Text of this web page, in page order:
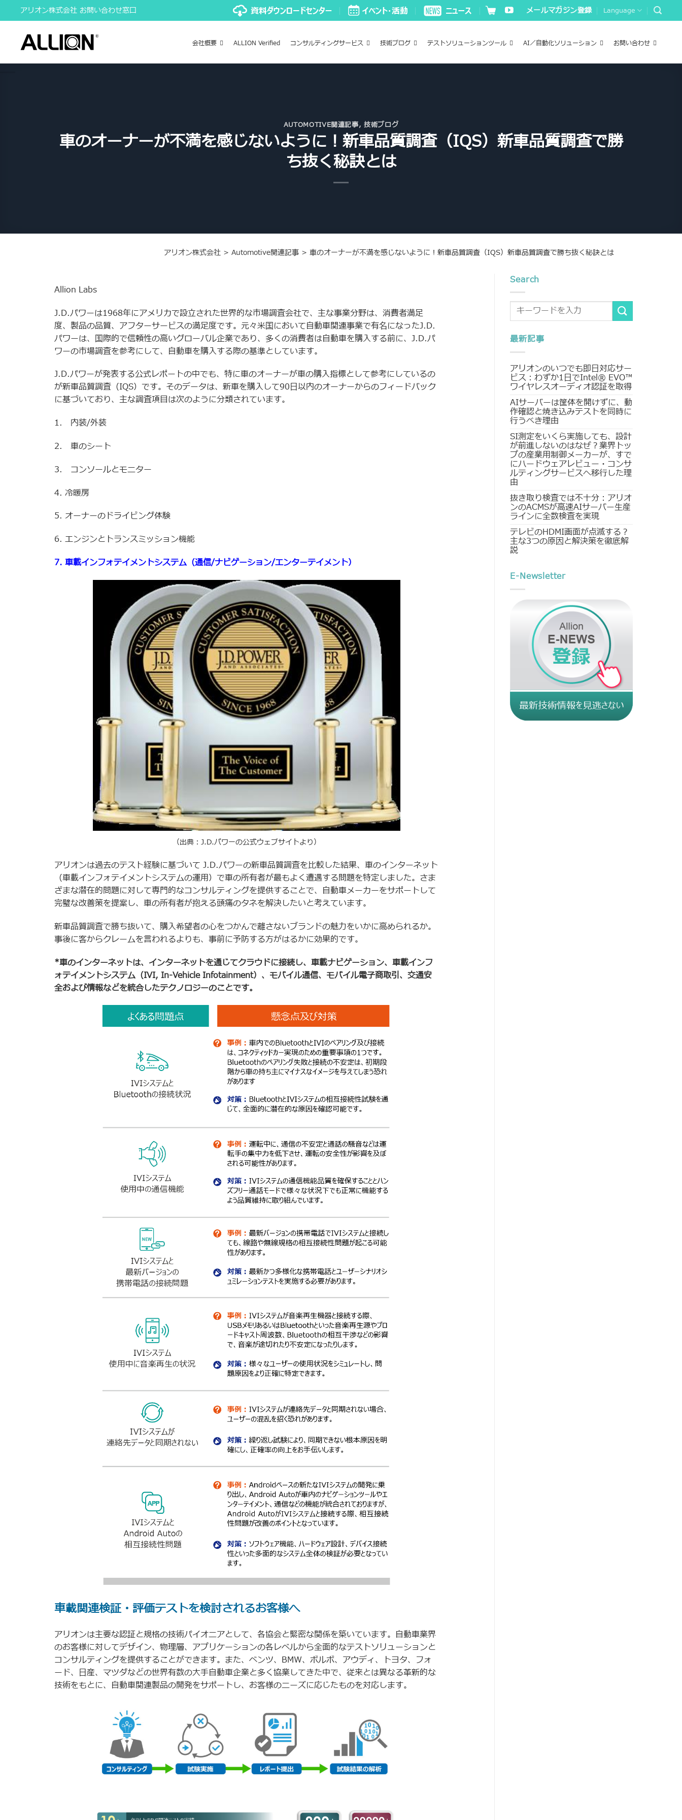
to
content
アリオン株式会社 お問い合わせ窓口 メールマガジン登録 Language
会社概要 ALLION Verified コンサルティングサービス 技術ブログ テストソリューションツール AI／自動化ソリューション お問い合わせ
AUTOMOTIVE関連記事,技術ブログ
車のオーナーが不満を感じないように！新車品質調査（IQS）新車品質調査で勝
ち抜く秘訣とは
アリオン株式会社> Automotive関連記事> 車のオーナーが不満を感じないように！新車品質調査（IQS）新車品質調査で勝ち抜く秘訣とは
Allion Labs
J.D.パワーは1968年にアメリカで設立された世界的な市場調査会社で、主な事業分野は、消費者満足
度、製品の品質、アフターサービスの満足度です。元々米国において自動車関連事業で有名になったJ.D.
パワーは、国際的で信頼性の高いグローバル企業であり、多くの消費者は自動車を購入する前に、J.D.パ
ワーの市場調査を参考にして、自動車を購入する際の基準としています。
J.D.パワーが発表する公式レポートの中でも、特に車のオーナーが車の購入指標として参考にしているの
が新車品質調査（IQS）です。そのデータは、新車を購入して90日以内のオーナーからのフィードバック
に基づいており、主な調査項目は次のように分類されています。
1. 内装/外装
2. 車のシート
3. コンソールとモニター
4.冷暖房
5. オーナーのドライビング体験
6. エンジンとトランスミッション機能
7. 車載インフォテイメントシステム（通信/ナビゲーション/エンターテイメント）
（出典：J.D.パワーの公式ウェブサイトより）
アリオンは過去のテスト経験に基づいて J.D.パワーの新車品質調査を比較した結果、車のインターネット
（車載インフォテイメントシステムの運用）で車の所有者が最もよく遭遇する問題を特定しました。さま
ざまな潜在的問題に対して専門的なコンサルティングを提供することで、自動車メーカーをサポートして
完璧な改善策を提案し、車の所有者が抱える頭痛のタネを解決したいと考えています。
新車品質調査で勝ち抜いて、購入希望者の心をつかんで離さないブランドの魅力をいかに高められるか。
事後に客からクレームを言われるよりも、事前に予防する方がはるかに効果的です。
*車のインターネットは、インターネットを通じてクラウドに接続し、車載ナビゲーション、車載インフ
ォテイメントシステム（IVI, In-Vehicle Infotainment）、モバイル通信、モバイル電子商取引、交通安
全および情報などを統合したテクノロジーのことです。
車載関連検証・評価テストを検討されるお客様へ
アリオンは主要な認証と規格の技術パイオニアとして、各協会と緊密な関係を築いています。自動車業界
のお客様に対してデザイン、物理層、アプリケーションの各レベルから全面的なテストソリューションと
コンサルティングを提供することができます。また、ベンツ、BMW、ボルボ、アウディ、トヨタ、フォ
ード、日産、マツダなどの世界有数の大手自動車企業と多く協業してきた中で、従来とは異なる革新的な
技術をもとに、自動車関連製品の開発をサポートし、お客様のニーズに応じたものを対応します。
Search
最新記事
アリオンのいつでも即日対応サー
ビス：わずか1日でIntel® EVO™
ワイヤレスオーディオ認証を取得
AIサーバーは筐体を開けずに、動
作確認と焼き込みテストを同時に
行うべき理由
SI測定をいくら実施しても、設計
が前進しないのはなぜ？業界トッ
プの産業用制御メーカーが、すで
にハードウェアレビュー・コンサ
ルティングサービスへ移行した理
由
抜き取り検査では不十分：アリオ
ンのACMSが高速AIサーバー生産
ラインに全数検査を実現
テレビのHDMI画面が点滅する？
主な3つの原因と解決策を徹底解
説
E-Newsletter